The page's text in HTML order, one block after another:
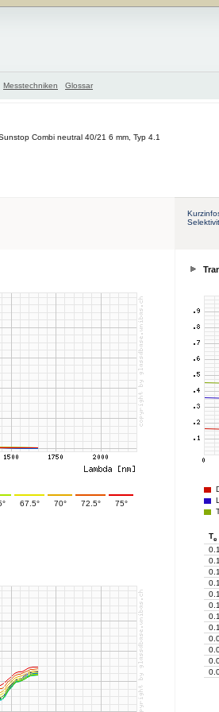
Messtechniken Glossar
Combi neutral 40/21 6 mm, Typ 4.1
Te
67.5° 70° 72.5° 75°